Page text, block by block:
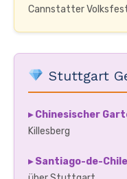
Cannstatter
Stuttgart
▸ Chinesischer
Killesberg
▸ Santiago-de-